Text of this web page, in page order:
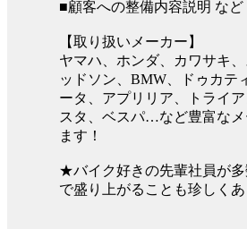
■顧客への整備内容説明 など
【取り扱いメーカー】
ヤマハ、ホンダ、カワサキ
ッドソン、BMW、ドゥカテ
ータ、アプリリア、トライ
スタ、ベスパ…など豊富な
ます！
★バイク好きの先輩社員が
で盛り上がることも珍しく